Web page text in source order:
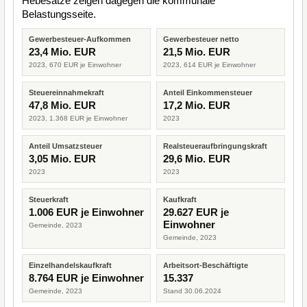
Belastungsseite.
Gewerbesteuer-Aufkommen
23,4 Mio. EUR
2023, 670 EUR je Einwohner
Gewerbesteuer netto
21,5 Mio. EUR
2023, 614 EUR je Einwohner
Steuereinnahmekraft
47,8 Mio. EUR
2023, 1.368 EUR je Einwohner
Anteil Einkommensteuer
17,2 Mio. EUR
2023
Anteil Umsatzsteuer
3,05 Mio. EUR
2023
Realsteueraufbringungskraft
29,6 Mio. EUR
2023
Steuerkraft
1.006 EUR je Einwohner
Gemeinde, 2023
Kaufkraft
29.627 EUR je
Einwohner
Gemeinde, 2023
Einzelhandelskaufkraft
8.764 EUR je Einwohner
Gemeinde, 2023
Arbeitsort-Beschäftigte
15.337
Stand 30.06.2024